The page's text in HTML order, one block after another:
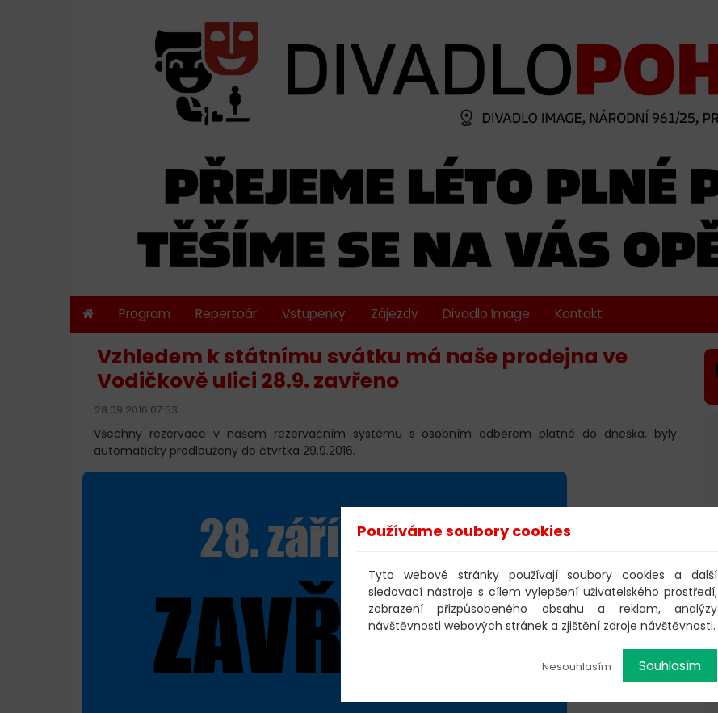
Program Repertoár Vstupenky Zájezdy Divadlo Image Kontakt
Vzhledem k státnímu svátku má naše prodejna ve
Vodičkově ulici 28.9. zavřeno
28.09.2016 07:53
Všechny rezervace v našem rezervačním systému s osobním odběrem platné do dneška, byly
automaticky prodlouženy do čtvrtka 29.9.2016.
Používáme soubory cookies
Tyto webové stránky používají soubory cookies a další
sledovací nástroje s cílem vylepšení uživatelského prostředí,
zobrazení přizpůsobeného obsahu a reklam, analýzy
návštěvnosti webových stránek a zjištění zdroje návštěvnosti.
Nesouhlasím Souhlasím